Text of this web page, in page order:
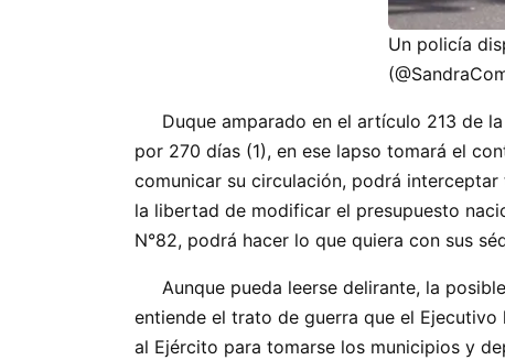
Un policía
Duque amparado en el artículo 213 de
por 270 días (1), en ese lapso tomará el
comunicar su circulación, podrá
la libertad de modificar el presupuesto
N°82, podrá hacer lo que quiera con sus
Aunque pueda leerse delirante, la
entiende el trato de guerra que el
al Ejército para tomarse los municipios y